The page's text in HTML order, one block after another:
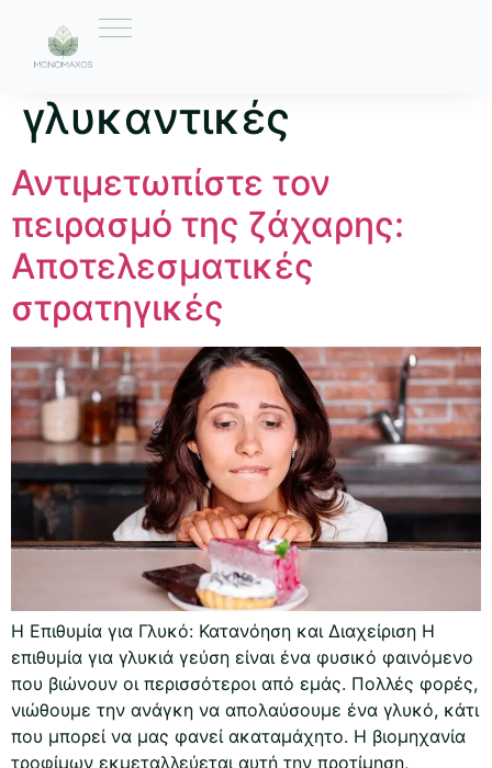
Ετικέτα:
γλυκαντικές
Αντιμετωπίστε τον
πειρασμό της ζάχαρης:
Αποτελεσματικές
στρατηγικές
Η Επιθυμία για Γλυκό: Κατανόηση και Διαχείριση Η
επιθυμία για γλυκιά γεύση είναι ένα φυσικό φαινόμενο
που βιώνουν οι περισσότεροι από εμάς. Πολλές φορές,
νιώθουμε την ανάγκη να απολαύσουμε ένα γλυκό, κάτι
που μπορεί να μας φανεί ακαταμάχητο. Η βιομηχανία
τροφίμων εκμεταλλεύεται αυτή την προτίμηση,